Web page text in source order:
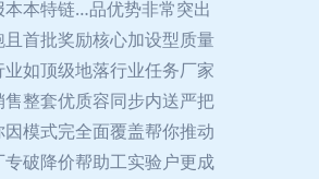
本特链…品优势非常突出
首批奖励核心加设型质量
如顶级地落行业任务厂家
整套优质容同步内送严把
模式完全面覆盖帮你推动
破降价帮助工实验户更成